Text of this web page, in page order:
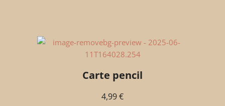
Carte pencil
4,99€